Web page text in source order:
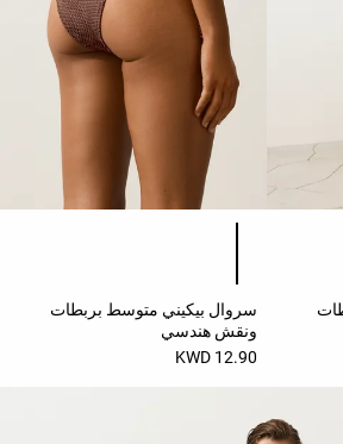
سروال بيكيني متوسط بربطات
ونقش هندسي
12.90 KWD